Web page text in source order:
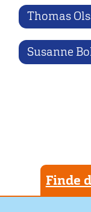
Thomas
Susanne
Finde